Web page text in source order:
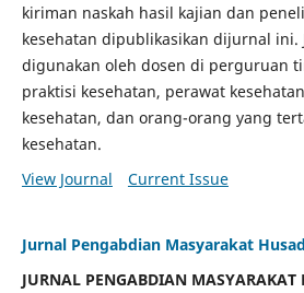
kiriman naskah hasil kajian dan
kesehatan dipublikasikan dijurnal ini.
digunakan oleh dosen di perguruan
praktisi kesehatan, perawat
kesehatan, dan orang-orang yang
kesehatan.
View Journal
Current Issue
Jurnal Pengabdian Masyarakat
JURNAL PENGABDIAN